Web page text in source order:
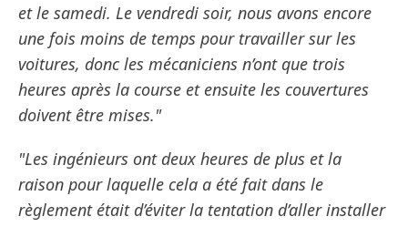
et le samedi. Le vendredi soir, nous avons encore
une fois moins de temps pour travailler sur les
voitures, donc les mécaniciens n’ont que trois
heures après la course et ensuite les couvertures
doivent être mises."
"Les ingénieurs ont deux heures de plus et la
raison pour laquelle cela a été fait dans le
règlement était d’éviter la tentation d’aller installer